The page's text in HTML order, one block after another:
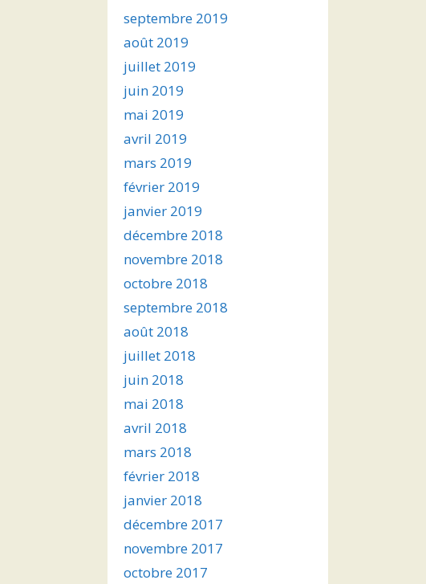
septembre 2019
août 2019
juillet 2019
juin 2019
mai 2019
avril 2019
mars 2019
février 2019
janvier 2019
décembre 2018
novembre 2018
octobre 2018
septembre 2018
août 2018
juillet 2018
juin 2018
mai 2018
avril 2018
mars 2018
février 2018
janvier 2018
décembre 2017
novembre 2017
octobre 2017